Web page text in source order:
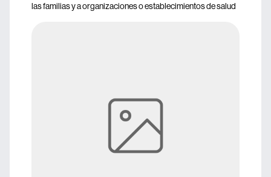
las familias y a organizaciones o establecimientos de salud